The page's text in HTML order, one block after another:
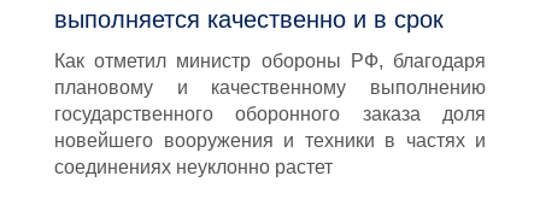
выполняется качественно и в срок
Как отметил министр обороны РФ, благодаря
плановому и качественному выполнению
государственного оборонного заказа доля
новейшего вооружения и техники в частях и
соединениях неуклонно растет